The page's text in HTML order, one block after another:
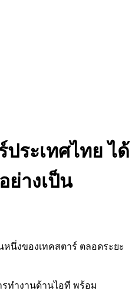
ประเทศไทย ได้
ย่างเป็น
งของเทคสตาร์ ตลอดระยะ
ทำงานด้านไอที พร้อม